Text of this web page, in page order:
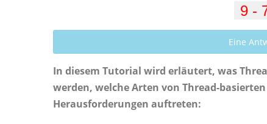
Eine
In diesem Tutorial wird erläutert, was
werden, welche Arten von Thread-
Herausforderungen auftreten: